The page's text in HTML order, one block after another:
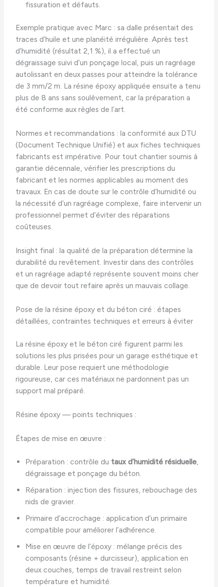
fissuration et défauts.
Exemple pratique avec Marc : sa dalle présentait des
traces d’huile et une planéité irrégulière. Après test
d’humidité (résultat 2,1 %), il a effectué un
dégraissage suivi d’un ponçage local, puis un ragréage
autolissant en deux passes pour atteindre la tolérance
de 3 mm/2 m. La résine époxy appliquée ensuite a tenu
plus de 8 ans sans soulèvement, car la préparation a
été conforme aux règles de l’art.
Normes et recommandations : la conformité aux DTU
(Document Technique Unifié) et aux fiches techniques
fabricants est impérative. Pour tout chantier soumis à
garantie décennale, vérifier les prescriptions du
fabricant et les normes applicables au moment des
travaux. En cas de doute sur le contrôle d’humidité ou
la nécessité d’un ragréage complexe, faire intervenir un
professionnel permet d’éviter des réparations
coûteuses.
Insight final : la qualité de la préparation détermine la
durabilité du revêtement. Investir dans des contrôles
et un ragréage adapté représente souvent moins cher
que de devoir tout refaire après un mauvais collage.
Pose de la résine époxy et du béton ciré : étapes
détaillées, contraintes techniques et erreurs à éviter
La résine époxy et le béton ciré figurent parmi les
solutions les plus prisées pour un garage esthétique et
durable. Leur pose requiert une méthodologie
rigoureuse, car ces matériaux ne pardonnent pas un
support mal préparé.
Résine époxy — points techniques :
Étapes de mise en œuvre :
Préparation : contrôle du taux d’humidité résiduelle,
dégraissage et ponçage du béton.
Réparation : injection des fissures, rebouchage des
nids de gravier.
Primaire d’accrochage : application d’un primaire
compatible pour améliorer l’adhérence.
Mise en œuvre de l’époxy : mélange précis des
composants (résine + durcisseur), application en
deux couches, temps de travail restreint selon
température et humidité.